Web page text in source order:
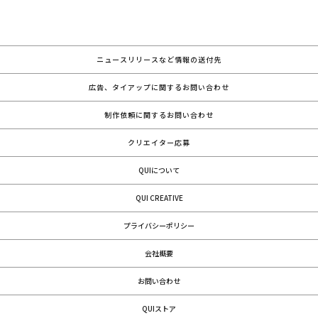
ニュースリリースなど情報の送付先
広告、タイアップに関するお問い合わせ
制作依頼に関するお問い合わせ
クリエイター応募
QUIについて
QUI CREATIVE
プライバシーポリシー
会社概要
お問い合わせ
QUIストア